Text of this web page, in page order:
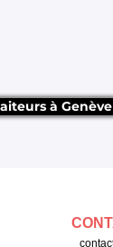
à Genève